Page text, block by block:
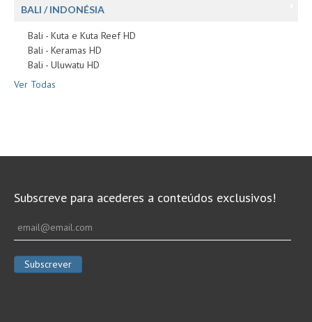
BALI / INDONÉSIA
Bali - Kuta e Kuta Reef HD
Bali - Keramas HD
Bali - Uluwatu HD
Ver Todas
Subscreve para acederes a conteúdos exclusivos!